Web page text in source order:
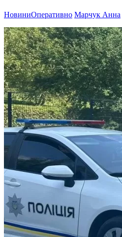
НовиниОперативно Марчук Анна